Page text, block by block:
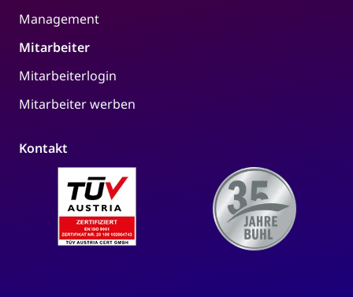
Management
Mitarbeiter
Mitarbeiterlogin
Mitarbeiter werben
Kontakt